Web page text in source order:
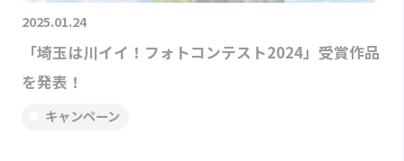
2025.01.24
「埼玉は川イイ！フォトコンテスト2024」受賞作品
を発表！
キャンペーン